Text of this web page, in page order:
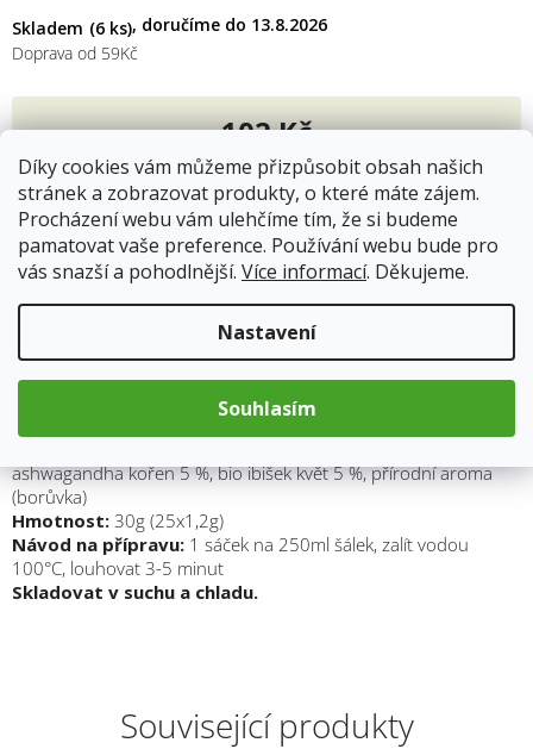
Díky cookies vám můžeme přizpůsobit obsah našich
stránek a zobrazovat produkty, o které máte zájem.
Procházení webu vám ulehčíme tím, že si budeme
pamatovat vaše preference. Používání webu bude pro
vás snazší a pohodlnější. Více informací. Děkujeme.
Nastavení
Souhlasím
Skladem (6 ks) 13.8.2026
Doprava od 59Kč
102 Kč
cena:
Přidat do košíku
Související produkty
Hodnocení
BIO Bylinný čaj, aromatizovaný, porcovaný
ashwagandha kořen 5 %, bio ibišek květ 5 %, přírodní aroma
(borůvka)
Hmotnost: 30g (25x1,2g)
Návod na přípravu: 1 sáček na 250ml šálek, zalít vodou
100°C, louhovat 3-5 minut
Skladovat v suchu a chladu.